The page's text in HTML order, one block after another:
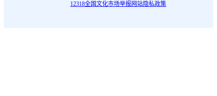
12318全国文化市场举报网站隐私政策